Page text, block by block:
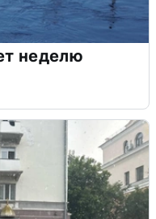
неделю